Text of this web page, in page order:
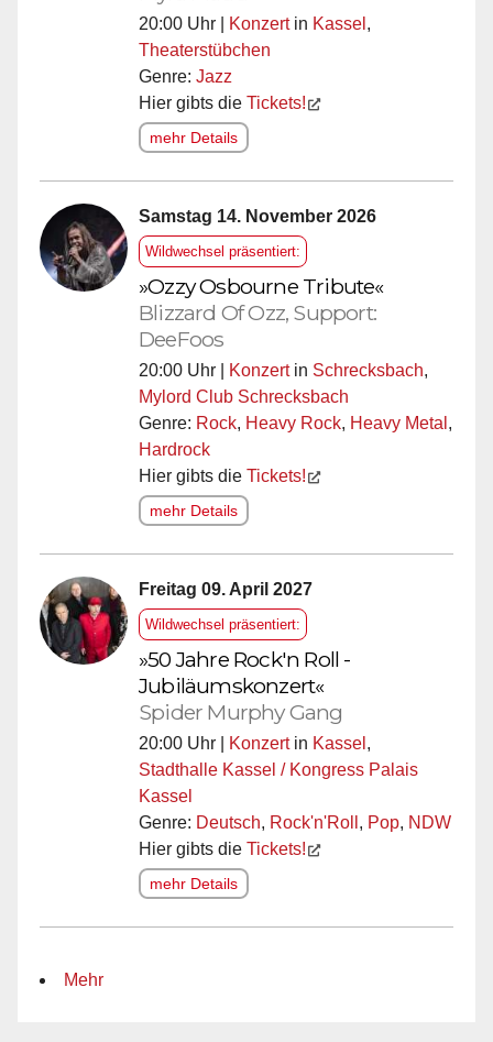
20:00 Uhr | Konzertin Kassel ,
Theaterstübchen
Genre: Jazz
Hier gibts die Tickets!
mehr Details
Samstag 14. November 2026
Wildwechsel präsentiert:
»Ozzy Osbourne Tribute«
Blizzard Of Ozz, Support:
DeeFoos
20:00 Uhr | Konzertin Schrecksbach,
Mylord Club Schrecksbach
Genre: Rock, Heavy Rock, Heavy Metal ,
Hardrock
Hier gibts die Tickets!
mehr Details
Freitag 09. April 2027
Wildwechsel präsentiert:
»50 Jahre Rock'n Roll -
Jubiläumskonzert«
Spider Murphy Gang
20:00 Uhr | Konzertin Kassel ,
Stadthalle Kassel / Kongress Palais
Kassel
Genre: Deutsch, Rock'n'Roll , Pop, NDW
Hier gibts die Tickets!
mehr Details
Mehr